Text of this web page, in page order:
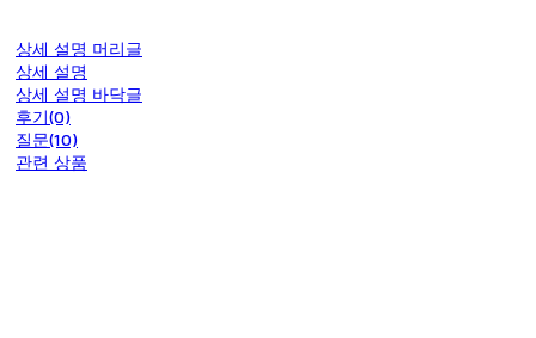
상세 설명 머리글
상세 설명
상세 설명 바닥글
후기(0)
질문(10)
관련 상품